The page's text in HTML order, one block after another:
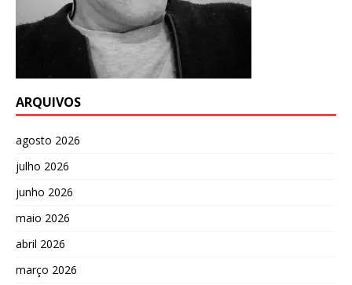
ARQUIVOS
agosto 2026
julho 2026
junho 2026
maio 2026
abril 2026
março 2026